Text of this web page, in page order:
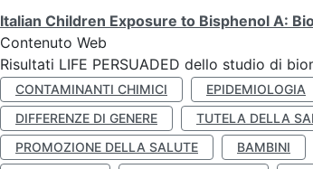
Italian Children Exposure to Bisphenol A:
Contenuto Web
Risultati LIFE PERSUADED dello studio di
CONTAMINANTI CHIMICI EPIDEMIOLOGIA
DIFFERENZE DI GENERE
TUTELA DELLA
PROMOZIONE DELLA SALUTE
BAMBINI